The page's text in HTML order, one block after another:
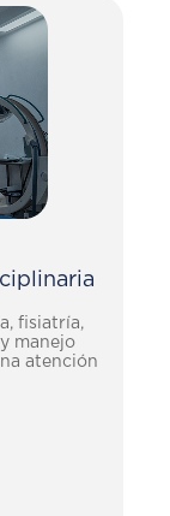
fisiatría,
manejo
atención